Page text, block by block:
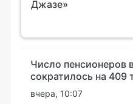
Джазе»
Число пенсионеров
сократилось на 409
вчера, 10:07